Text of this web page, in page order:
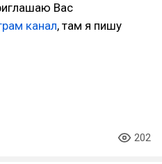
Вас
канал, там я пишу
202